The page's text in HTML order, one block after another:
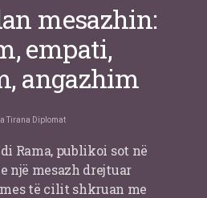
mesazhin:
empati,
angazhim
Tirana Diplomat
Rama, publikoi sot në
një mesazh drejtuar
të cilit shkruan me